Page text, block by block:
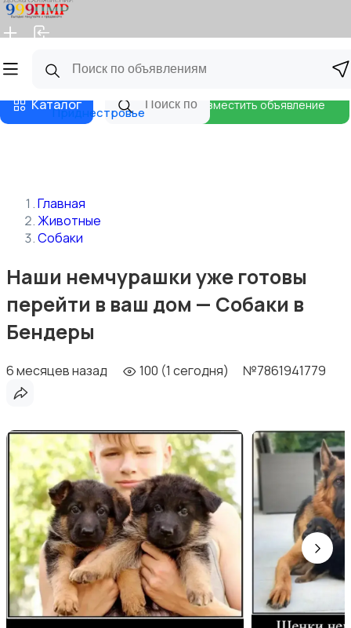
Главная
Каталог
Приднестровье
Разместить объявление
Главная
Животные
Собаки
Наши немчурашки уже готовы
перейти в ваш дом — Собаки в
Бендеры
6 месяцев назад 100 (1 сегодня) №7861941779